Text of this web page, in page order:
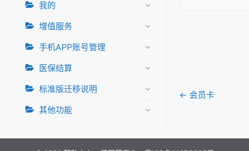
我的
增值服务
手机APP账号管理
医保结算
标准版迁移说明
其他功能
文
航
← 会员卡